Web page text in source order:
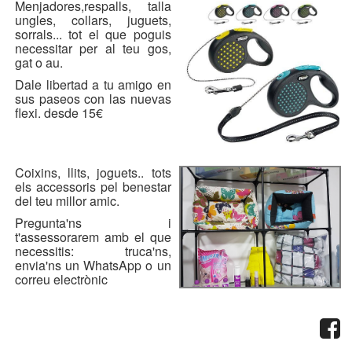
Tots els drets reservats per Cave Canem
Menjadores,respalls, talla
ungles, collars, juguets,
sorrals... tot el que poguis
necessitar per al teu gos,
gat o au.
Dale libertad a tu amigo en
sus paseos con las nuevas
flexi. desde 15€
Coixins, llits, joguets.. tots
els accessoris pel benestar
del teu millor amic.
Pregunta'ns i
t'assessorarem amb el que
necessitis: truca'ns,
envia'ns un WhatsApp o un
correu electrònic